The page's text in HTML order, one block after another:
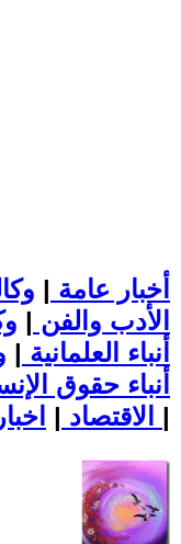
أخبار عامة |
الأدب والفن |
أنباء العلمانية |
أنباء حقوق
الاقتصاد | |